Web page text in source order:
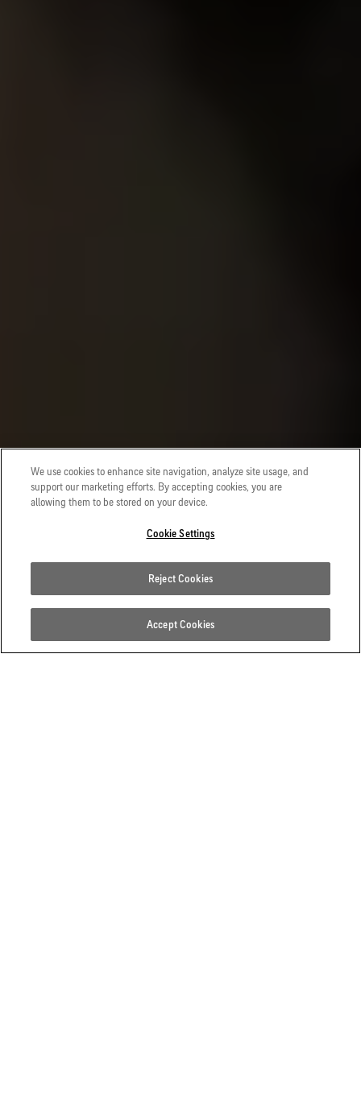
We use cookies to enhance site navigation, analyze site usage, and
support our marketing efforts. By accepting cookies, you are
allowing them to be stored on your device.
Cookie Settings
Reject Cookies
Accept Cookies